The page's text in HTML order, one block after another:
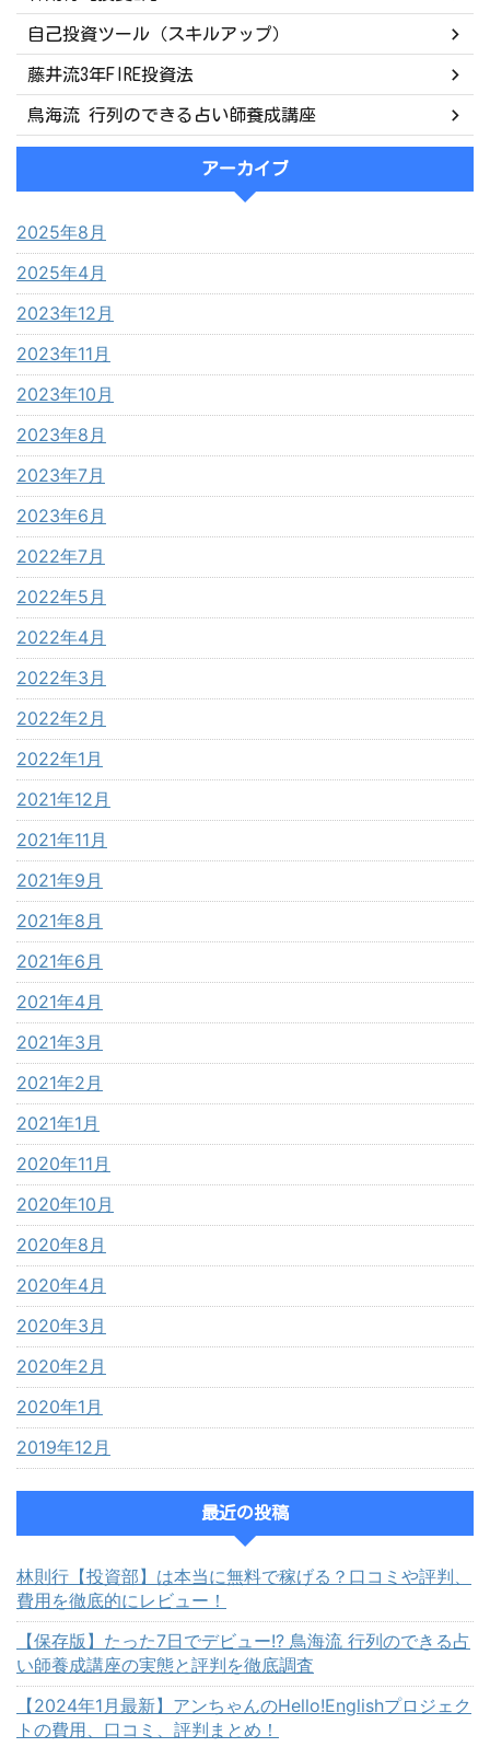
自己投資ツール（スキルアップ）
藤井流3年FIRE投資法
鳥海流 行列のできる占い師養成講座
アーカイブ
2025年8月
2025年4月
2023年12月
2023年11月
2023年10月
2023年8月
2023年7月
2023年6月
2022年7月
2022年5月
2022年4月
2022年3月
2022年2月
2022年1月
2021年12月
2021年11月
2021年9月
2021年8月
2021年6月
2021年4月
2021年3月
2021年2月
2021年1月
2020年11月
2020年10月
2020年8月
2020年4月
2020年3月
2020年2月
2020年1月
2019年12月
最近の投稿
林則行【投資部】は本当に無料で稼げる？口コミや評判、
費用を徹底的にレビュー！
【保存版】たった7日でデビュー!? 鳥海流 行列のできる占
い師養成講座の実態と評判を徹底調査
【2024年1月最新】アンちゃんのHello!Englishプロジェク
トの費用、口コミ、評判まとめ！